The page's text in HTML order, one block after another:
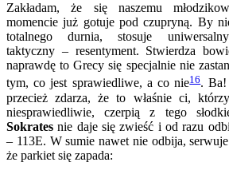
Zakładam, że się naszemu
momencie już gotuje pod czupryną. By
totalnego durnia, stosuje
taktyczny – resentyment. Stwierdza
naprawdę to Grecy się specjalnie nie
tym, co jest sprawiedliwe, a co nie16. Ba!
przecież zdarza, że to właśnie ci,
niesprawiedliwie, czerpią z tego
Sokratesnie daje się zwieść i od razu
– 113E. W sumie nawet nie odbija, serwuje
że parkiet się zapada: